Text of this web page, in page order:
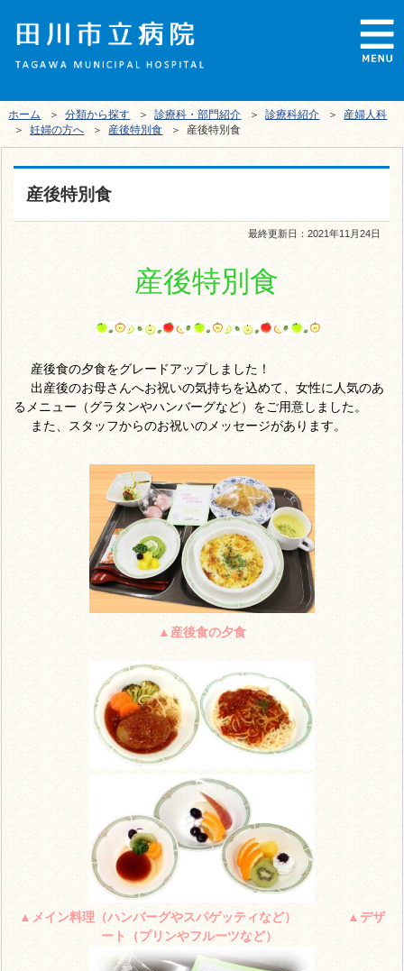
ホーム ＞分類から探す ＞診療科・部門紹介 ＞診療科紹介 ＞ 産婦人科
＞妊婦の方へ ＞ 産後特別食 ＞ 産後特別食
産後特別食
最終更新日：2021年11月24日
産後特別食
産後食の夕食をグレードアップしました！
出産後のお母さんへお祝いの気持ちを込めて、女性に人気のあ
るメニュー（グラタンやハンバーグなど） をご用意しました。
また、スタッフからのお祝いのメッセージがあります。
▲産後食の夕食
▲メイン料理（ハンバーグやスパゲッティなど） ▲デザ
ート（プリンやフルーツなど）